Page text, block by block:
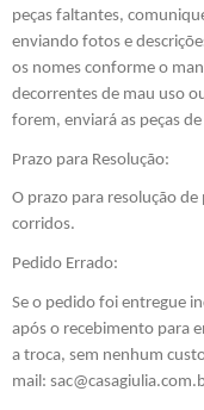
peças faltantes,
enviando fotos e
os nomes conforme o
decorrentes de mau uso
forem, enviará as peças
Prazo para Resolução:
O prazo para resolução
corridos.
Pedido Errado:
Se o pedido foi entregue
após o recebimento para
a troca, sem nenhum
mail: